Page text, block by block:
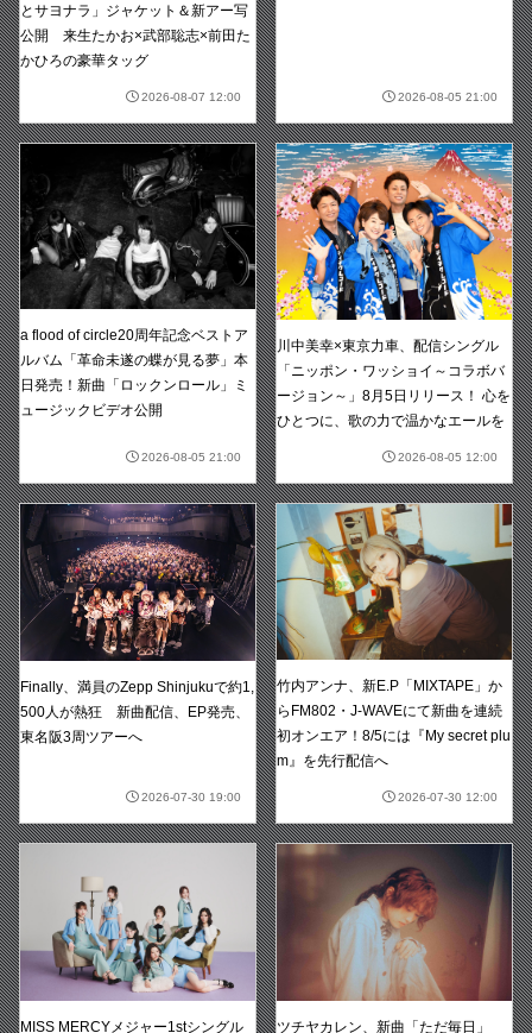
とサヨナラ」ジャケット＆新アー写
公開 来生たかお×武部聡志×前田た
かひろの豪華タッグ
2026-08-07 12:00 2026-08-05 21:00
a flood of circle20周年記念ベストア
ルバム「革命未遂の蝶が見る夢」本
日発売！新曲「ロックンロール」ミ
ュージックビデオ公開
2026-08-05 21:00
川中美幸×東京力車、配信シングル
「ニッポン・ワッショイ～コラボバ
ージョン～」8月5日リリース！ 心を
ひとつに、歌の力で温かなエールを
2026-08-05 12:00
Finally、満員のZepp Shinjukuで約1,
500人が熱狂 新曲配信、EP発売、
東名阪3周ツアーへ
2026-07-30 19:00
竹内アンナ、新E.P「MIXTAPE」か
らFM802・J-WAVEにて新曲を連続
初オンエア！8/5には『My secret plu
m』を先行配信へ
2026-07-30 12:00
MISS MERCYメジャー1stシングル ツチヤカレン、新曲「ただ毎日」